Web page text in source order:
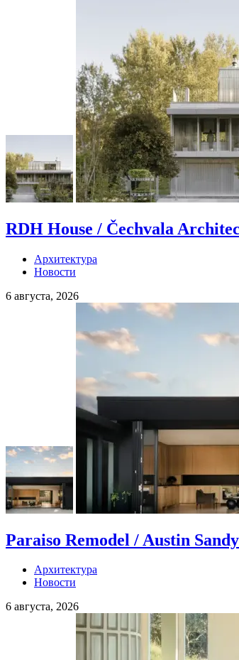
RDH House / Čechvala
Архитектура
Новости
6 августа, 2026
Paraiso Remodel / Austin
Архитектура
Новости
6 августа, 2026